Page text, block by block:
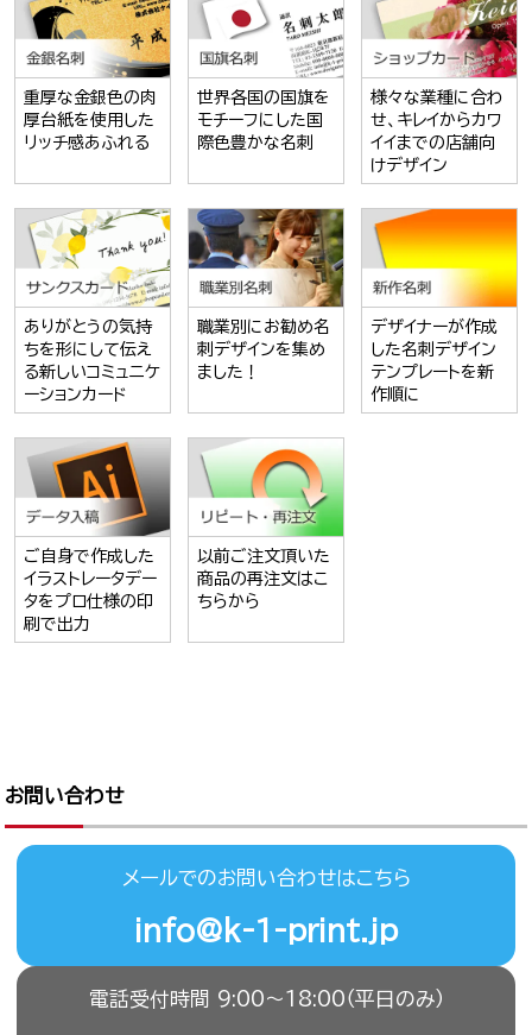
重厚な金銀色の肉
厚台紙を使用した
リッチ感あふれる
世界各国の国旗を
モチーフにした国
際色豊かな名刺
様々な業種に合わ
せ、キレイからカワ
イイまでの店舗向
けデザイン
ありがとうの気持
ちを形にして伝え
る新しいコミュニケ
ーションカード
職業別にお勧め名
刺デザインを集め
ました！
デザイナーが作成
した名刺デザイン
テンプレートを新
作順に
ご自身で作成した
イラストレータデー
タをプロ仕様の印
刷で出力
以前ご注文頂いた
商品の再注文はこ
ちらから
お問い合わせ
メールでのお問い合わせはこちら
info@k-1-print.jp
電話受付時間 9:00〜18:00（平日のみ）